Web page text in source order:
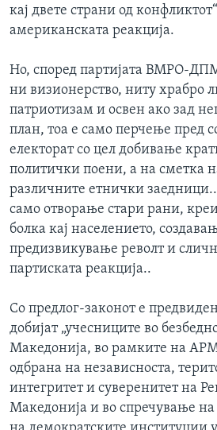
кај двете страни од
американската реакција.
Но, според партијата ВМРО-
ни визионерство, ниту храбро
патриотизам и освен ако зад
план, тоа е само перчење пред
електорат со цел добивање
политички поени, а на сметка
различните етнички
само отворање стари рани,
болка кај населението,
предизвикување револт и
партиската реакција..
Со предлог-законот е
добијат „учесниците во
Македонија, во рамките на
одбрана на независноста,
интегритет и суверенитет на
Македонија и во спречување